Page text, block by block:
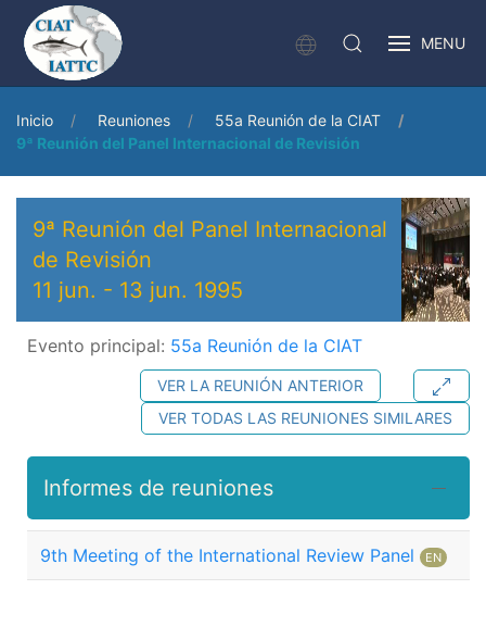
MENU
Inicio Reuniones
55a Reunión de la CIAT
9ª Reunión del Panel Internacional de Revisión
9ª Reunión del Panel Internacional
de Revisión
11 jun. - 13 jun. 1995
Evento principal: 55a Reunión de la CIAT
VER LA REUNIÓN ANTERIOR
VER TODAS LAS REUNIONES SIMILARES
Informes de reuniones
9th Meeting of the International Review Panel EN